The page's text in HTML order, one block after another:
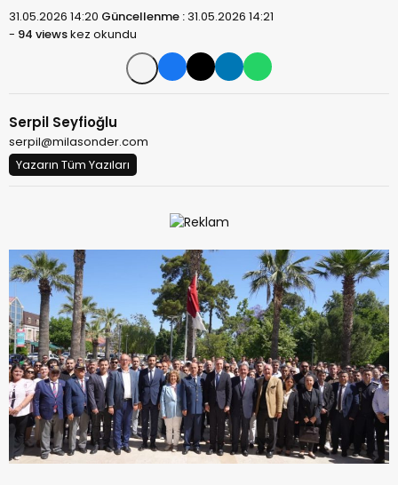
31.05.2026 14:20 Güncellenme :31.05.2026 14:21
- 94 viewskez okundu
Serpil Seyfioğlu
serpil@milasonder.com
Yazarın Tüm Yazıları